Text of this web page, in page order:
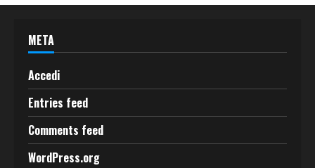
META
Accedi
Entries feed
Comments feed
WordPress.org